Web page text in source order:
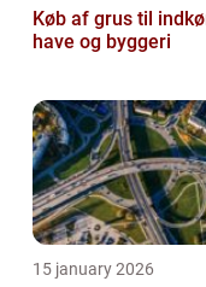
Køb af grus til
have og byggeri
15 january 2026